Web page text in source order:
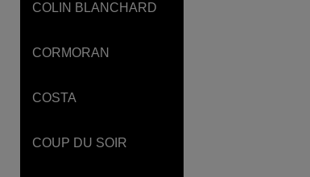
COLIN BLANCHARD
CORMORAN
COSTA
COUP DU SOIR